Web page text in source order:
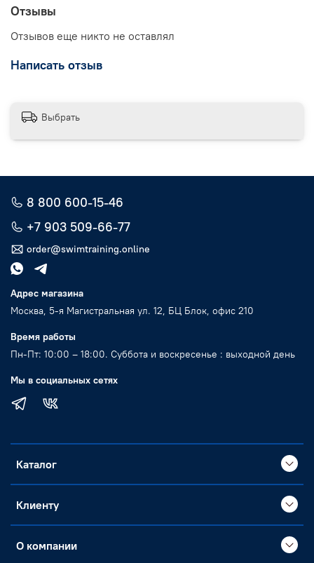
Отзывы
Отзывов еще никто не оставлял
Написать отзыв
Выбрать
8 800 600-15-46
+7 903 509-66-77
order@swimtraining.online
Адрес магазина
Москва, 5-я Магистральная ул. 12, БЦ Блок, офис 210
Время работы
Пн-Пт: 10:00 – 18:00. Суббота и воскресенье : выходной день
Мы в социальных сетях
Каталог
Клиенту
О компании